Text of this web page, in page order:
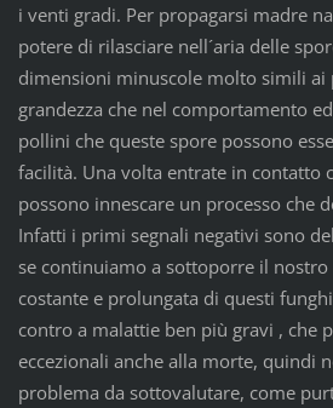
i venti gradi. Per propagarsi madre
potere di rilasciare nell´aria delle
dimensioni minuscole molto simili ai
grandezza che nel comportamento
pollini che queste spore possono
facilità. Una volta entrate in contatto
possono innescare un processo che
Infatti i primi segnali negativi sono
se continuiamo a sottoporre il
costante e prolungata di questi
contro a malattie ben più gravi , che
eccezionali anche alla morte, quindi
problema da sottovalutare, come